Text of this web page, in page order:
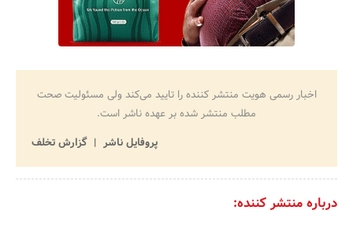
اخبار رسمی هویت منتشر کننده را تایید می‌کند ولی مسئولیت صحت
مطلب منتشر شده بر عهده ناشر است.
پروفایل ناشر
گزارش تخلف
درباره منتشر کننده: